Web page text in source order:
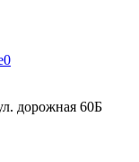
0
дорожная 60Б